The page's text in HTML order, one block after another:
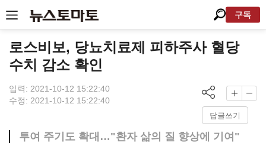
구독
로스비보, 당뇨치료제 피하주사 혈당
수치 감소 확인
입력: 2021-10-12 15:22:40
수정: 2021-10-12 15:22:40
답글쓰기
투여 주기도 확대…"환자 삶의 질 향상에 기여"